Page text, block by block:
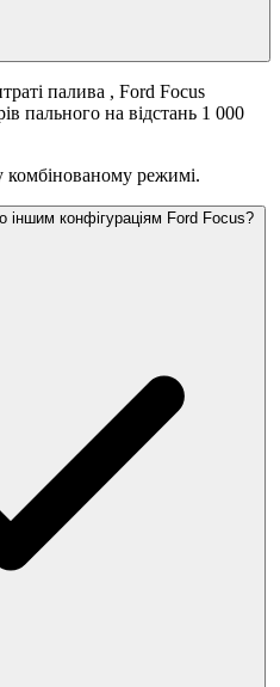
палива , Ford Focus
пального на відстань 1 000
комбінованому режимі.
іншим конфігураціям Ford Focus?